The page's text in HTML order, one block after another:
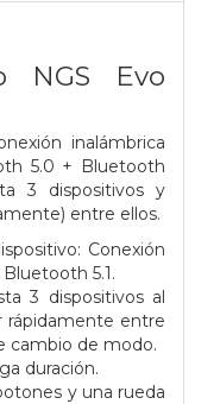
NGS Evo
inalámbrica
5.0 + Bluetooth
3 dispositivos y
entre ellos.
Conexión
5.1.
3 dispositivos al
entre
cambio de modo.
duración.
y una rueda